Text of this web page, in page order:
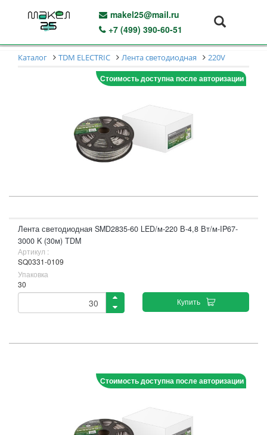
makel25@mail.ru
+7 (499) 390-60-51
Каталог TDM ELECTRIC Лента светодиодная
220V
Стоимость доступна после авторизации
Лента светодиодная SMD2835-60 LED/м-220 В-4,8 Вт/м-IP67-
3000 K (30м) TDM
Артикул :
SQ0331-0109
Упаковка
30
Купить
Стоимость доступна после авторизации